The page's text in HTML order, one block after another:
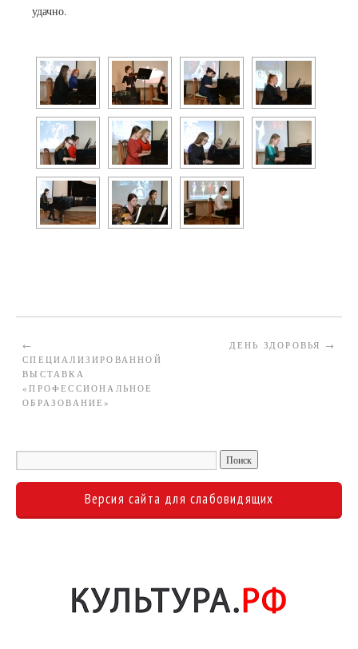
удачно.
←
СПЕЦИАЛИЗИРОВАННОЙ
ВЫСТАВКА
«ПРОФЕССИОНАЛЬНОЕ
ОБРАЗОВАНИЕ»
ДЕНЬ ЗДОРОВЬЯ →
Версия сайта для слабовидящих